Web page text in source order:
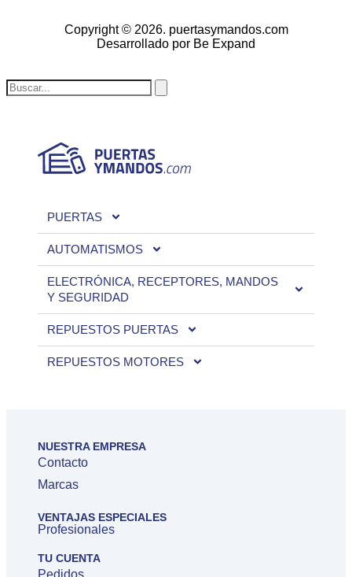
Copyright © 2026. puertasymandos.com
Desarrollado por Be Expand
PUERTAS
AUTOMATISMOS
ELECTRÓNICA, RECEPTORES, MANDOS
Y SEGURIDAD
REPUESTOS PUERTAS
REPUESTOS MOTORES
NUESTRA EMPRESA
Contacto
Marcas
VENTAJAS ESPECIALES
Profesionales
TU CUENTA
Pedidos